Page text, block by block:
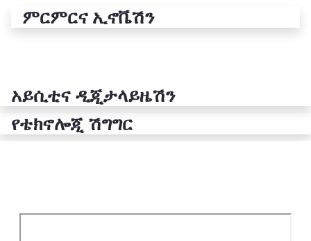
ምርምርና ኢኖቬሽን
አይሲቲና ዲጂታላይዜሽን
የቴክኖሎጂ ሽግግር